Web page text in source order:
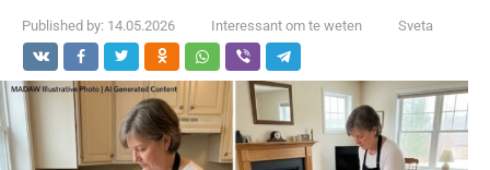
Published by: 14.05.2026 Interessant om te weten Sveta